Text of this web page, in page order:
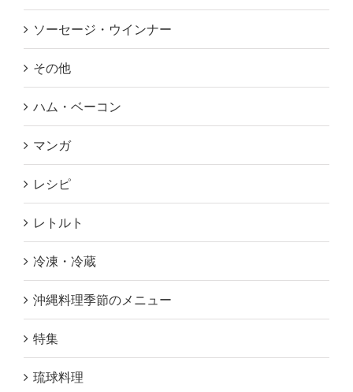
ソーセージ・ウインナー
その他
ハム・ベーコン
マンガ
レシピ
レトルト
冷凍・冷蔵
沖縄料理季節のメニュー
特集
琉球料理